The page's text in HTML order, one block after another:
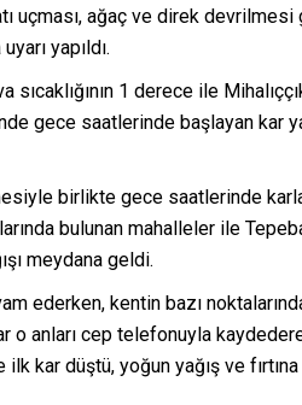
uçması, ağaç ve direk
yapıldı.
sıcaklığının 1 derece ile
gece saatlerinde başlayan kar
birlikte gece saatlerinde
bulunan mahalleler ile
meydana geldi.
ederken, kentin bazı
o anları cep telefonuyla
ilk kar düştü, yoğun yağış ve